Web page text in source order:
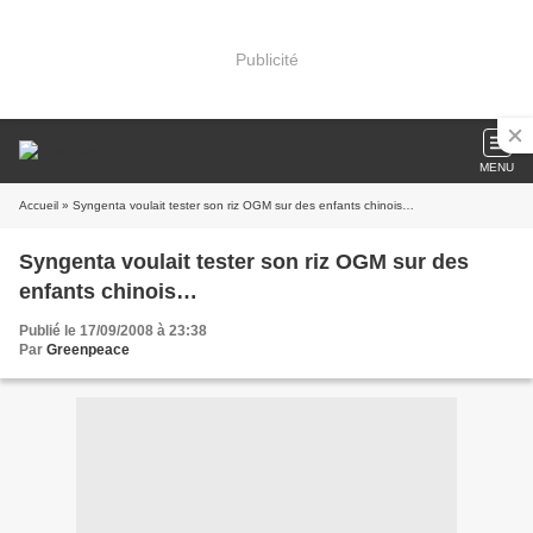
Publicité
MENU
Accueil » Syngenta voulait tester son riz OGM sur des enfants chinois…
Syngenta voulait tester son riz OGM sur des
enfants chinois…
Publié le 17/09/2008 à 23:38
Par Greenpeace